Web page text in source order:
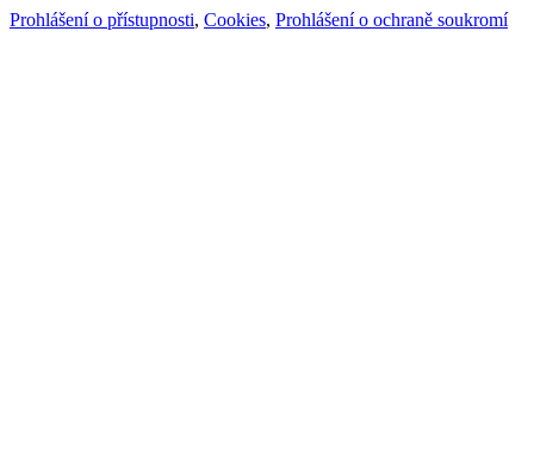
Prohlášení o přístupnosti, Cookies, Prohlášení o ochraně soukromí